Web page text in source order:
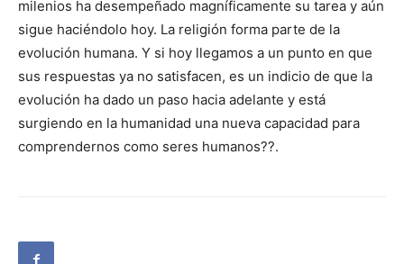
milenios ha desempeñado magníficamente su tarea y aún
sigue haciéndolo hoy. La religión forma parte de la
evolución humana. Y si hoy llegamos a un punto en que
sus respuestas ya no satisfacen, es un indicio de que la
evolución ha dado un paso hacia adelante y está
surgiendo en la humanidad una nueva capacidad para
comprendernos como seres humanos??.